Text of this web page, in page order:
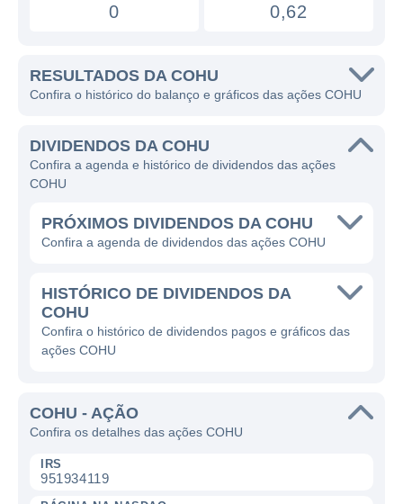
0 0,62
RESULTADOS DA COHU
Confira o histórico do balanço e gráficos das ações COHU
DIVIDENDOS DA COHU
Confira a agenda e histórico de dividendos das ações
COHU
PRÓXIMOS DIVIDENDOS DA COHU
Confira a agenda de dividendos das ações COHU
HISTÓRICO DE DIVIDENDOS DA
COHU
Confira o histórico de dividendos pagos e gráficos das
ações COHU
COHU - AÇÃO
Confira os detalhes das ações COHU
IRS
951934119